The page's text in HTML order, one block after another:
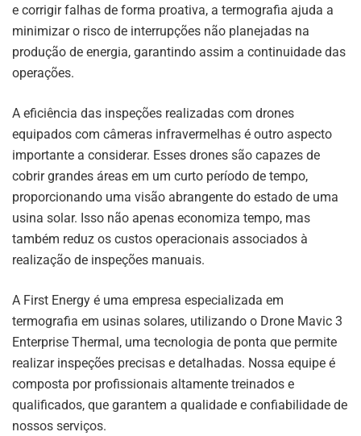
e corrigir falhas de forma proativa, a termografia ajuda a
minimizar o risco de interrupções não planejadas na
produção de energia, garantindo assim a continuidade das
operações.
A eficiência das inspeções realizadas com drones
equipados com câmeras infravermelhas é outro aspecto
importante a considerar. Esses drones são capazes de
cobrir grandes áreas em um curto período de tempo,
proporcionando uma visão abrangente do estado de uma
usina solar. Isso não apenas economiza tempo, mas
também reduz os custos operacionais associados à
realização de inspeções manuais.
A First Energy é uma empresa especializada em
termografia em usinas solares, utilizando o Drone Mavic 3
Enterprise Thermal, uma tecnologia de ponta que permite
realizar inspeções precisas e detalhadas. Nossa equipe é
composta por profissionais altamente treinados e
qualificados, que garantem a qualidade e confiabilidade de
nossos serviços.